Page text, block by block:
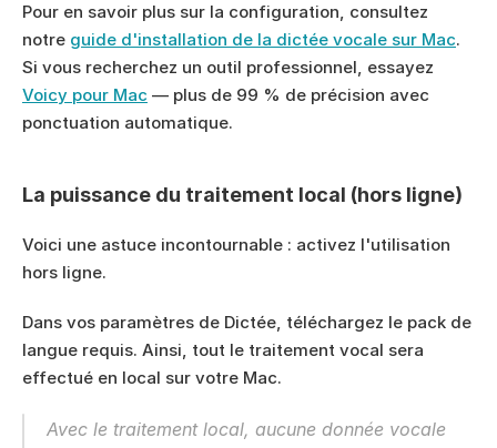
Pour en savoir plus sur la configuration, consultez
notre guide d'installation de la dictée vocale sur Mac.
Voicy pour Mac — plus de 99 % de précision avec
ponctuation automatique.
La puissance du traitement local (hors ligne)
Voici une astuce incontournable : activez l'utilisation
hors ligne.
Dans vos paramètres de Dictée, téléchargez le pack de
langue requis. Ainsi, tout le traitement vocal sera
effectué en local sur votre Mac.
Avec le traitement local, aucune donnée vocale